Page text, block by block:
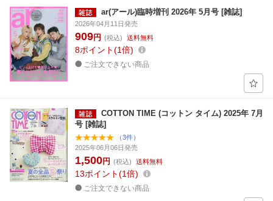
ar(アール)臨時増刊 2026年 5月号 [雑誌]
2026年04月11日発売
909円 (税込) 送料無料
8ポイント 1倍
ご注文できない商品
COTTON TIME (コットン タイム) 2025年 7月
号 [雑誌]
（3件）
2025年06月06日発売
1,500円 (税込) 送料無料
13ポイント 1倍
ご注文できない商品